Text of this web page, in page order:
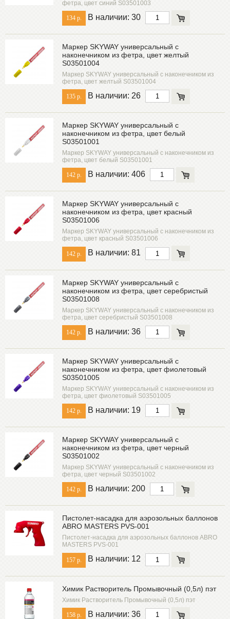
фетра, цвет синий S03501003
134 р. В наличии: 30
Маркер SKYWAY универсальный с
наконечником из фетра, цвет желтый
S03501004
Маркер SKYWAY универсальный с наконечником из
фетра, цвет желтый S03501004
135 р. В наличии: 26
Маркер SKYWAY универсальный с
наконечником из фетра, цвет белый
S03501001
Маркер SKYWAY универсальный с наконечником из
фетра, цвет белый S03501001
142 р. В наличии: 406
Маркер SKYWAY универсальный с
наконечником из фетра, цвет красный
S03501006
Маркер SKYWAY универсальный с наконечником из
фетра, цвет красный S03501006
142 р. В наличии: 81
Маркер SKYWAY универсальный с
наконечником из фетра, цвет серебристый
S03501008
Маркер SKYWAY универсальный с наконечником из
фетра, цвет серебристый S03501008
142 р. В наличии: 36
Маркер SKYWAY универсальный с
наконечником из фетра, цвет фиолетовый
S03501005
Маркер SKYWAY универсальный с наконечником из
фетра, цвет фиолетовый S03501005
142 р. В наличии: 19
Маркер SKYWAY универсальный с
наконечником из фетра, цвет черный
S03501002
Маркер SKYWAY универсальный с наконечником из
фетра, цвет черный S03501002
142 р. В наличии: 200
Пистолет-насадка для аэрозольных баллонов
ABRO MASTERS PVS-001
Пистолет-насадка для аэрозольных баллонов ABRO
MASTERS PVS-001
157 р. В наличии: 12
Химик Растворитель Промывочный (0,5л) пэт
Химик Растворитель Промывочный (0,5л) пэт
158 р. В наличии: 36